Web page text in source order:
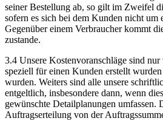
seiner Bestellung ab, so gilt im Zweifel
sofern es sich bei dem Kunden nicht um
Gegenüber einem Verbraucher kommt
zustande.
3.4 Unsere Kostenvoranschläge sind
speziell für einen Kunden erstellt
wurden. Weiters sind alle unsere
entgeltlich, insbesondere dann, wenn
gewünschte Detailplanungen umfassen.
Auftragserteilung von der